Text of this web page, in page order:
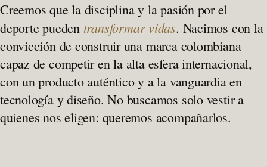
Creemos que la disciplina y la pasión por el
deporte pueden transformar vidas. Nacimos con la
convicción de construir una marca colombiana
capaz de competir en la alta esfera internacional,
con un producto auténtico y a la vanguardia en
tecnología y diseño. No buscamos solo vestir a
quienes nos eligen: queremos acompañarlos.